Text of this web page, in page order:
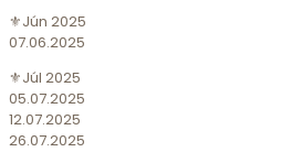
⚜️Jún 2025
07.06.2025
⚜️Júl 2025
05.07.2025
12.07.2025
26.07.2025